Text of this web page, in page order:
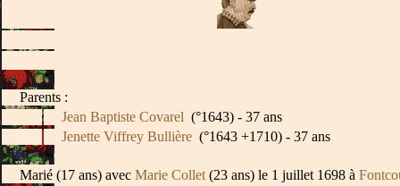
Parents :
Jean Baptiste Covarel (°1643) - 37 ans
Jenette Viffrey Bullière (°1643 +1710) - 37 ans
Marié (17 ans) avec Marie Collet (23 ans) le 1 juillet 1698 à